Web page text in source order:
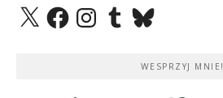
X FacebookInstagramTumblrBluesky
WESPRZYJ MNIE!